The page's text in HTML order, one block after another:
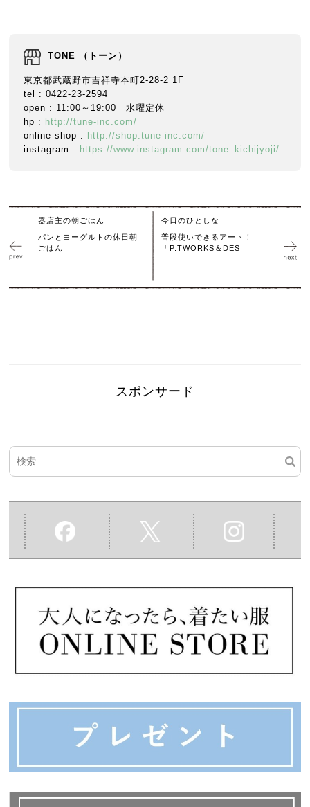
TONE （トーン）
東京都武蔵野市吉祥寺本町2-28-2 1F
tel : 0422-23-2594
open : 11:00～19:00 水曜定休
hp : http://tune-inc.com/
online shop : http://shop.tune-inc.com/
instagram : https://www.instagram.com/tone_kichijyoji/
器店主の朝ごはん
パンとヨーグルトの休日朝
ごはん
今日のひとしな
普段使いできるアート！
「P.TWORKS＆DES
スポンサード